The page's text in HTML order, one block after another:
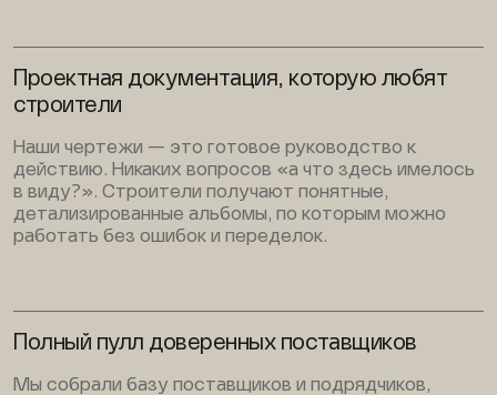
Проектная документация, которую любят
строители
Наши чертежи — это готовое руководство к
действию. Никаких вопросов «а что здесь имелось
в виду?». Строители получают понятные,
детализированные альбомы, по которым можно
работать без ошибок и переделок.
Полный пулл доверенных поставщиков
Мы собрали базу поставщиков и подрядчиков,